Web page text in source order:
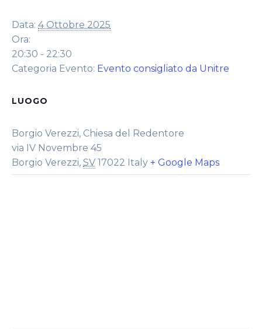
Data: 4 Ottobre 2025
Ora:
20:30 - 22:30
Categoria Evento: Evento consigliato da Unitre
LUOGO
Borgio Verezzi, Chiesa del Redentore
via IV Novembre 45
Borgio Verezzi, SV 17022 Italy + Google Maps